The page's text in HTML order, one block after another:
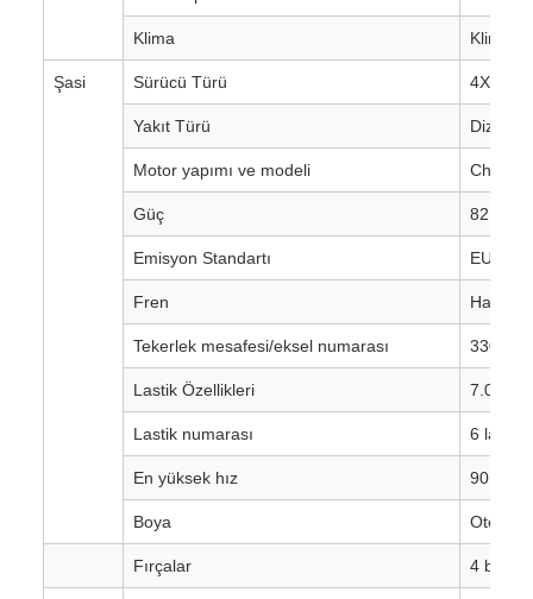
Klima Klima
Şasi Sürücü Türü 4X2,
Yakıt Türü Dizel
Motor yapımı ve modeli
Güç 82 at
Emisyon Standartı EURO
Fren Hava
Tekerlek mesafesi/eksel numarası 3300
Lastik Özellikleri 7.00R16
Lastik numarası 6 lastik
En yüksek hız 90 km/h
Boya
Fırçalar 4 birim